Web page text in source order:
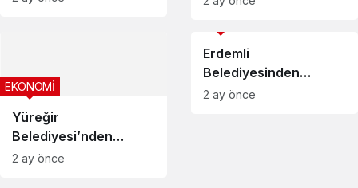
Yüreğir
Belediyesi’nden
çalışanlara sağlık
EKONOMİ
2 ay önce
Erdemli
Belediyesinden
üreticilere önemli
2 ay önce